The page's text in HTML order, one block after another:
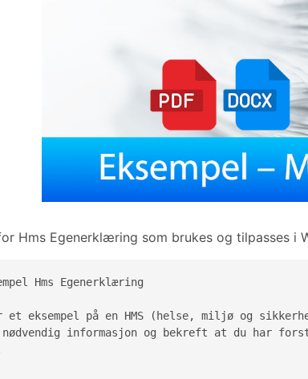
Hms Egenerklæring som brukes og tilpasses i
Hms Egenerklæring
et eksempel på en HMS (helse, miljø og
informasjon og bekreft at du har